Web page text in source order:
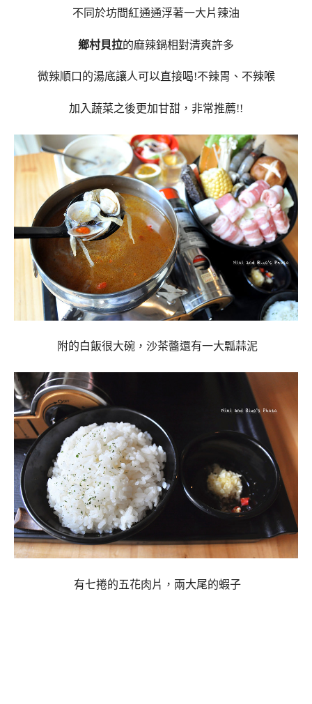
不同於坊間紅通通浮著一大片辣油
鄉村貝拉的麻辣鍋相對清爽許多
微辣順口的湯底讓人可以直接喝!不辣胃、不辣喉
加入蔬菜之後更加甘甜，非常推薦!!
附的白飯很大碗，沙茶醬還有一大瓢蒜泥
有七捲的五花肉片，兩大尾的蝦子